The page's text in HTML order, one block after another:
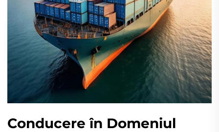
Conducere în Domeniul